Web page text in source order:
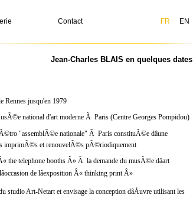
Contact FR EN
Jean-Charles BLAIS en quelques dates
Rennes jusqu'en 1979
national d'art moderne Ã Paris (Centre Georges Pompidou)
"assemblÃ©e nationale" Ã Paris constituÃ©e dâune
imprimÃ©s et renouvelÃ©s pÃ©riodiquement
the telephone booths Â» Ã la demande du musÃ©e dâart
de lâexposition Â« thinking print Â»
Art-Netart et envisage la conception dâÅuvre utilisant les